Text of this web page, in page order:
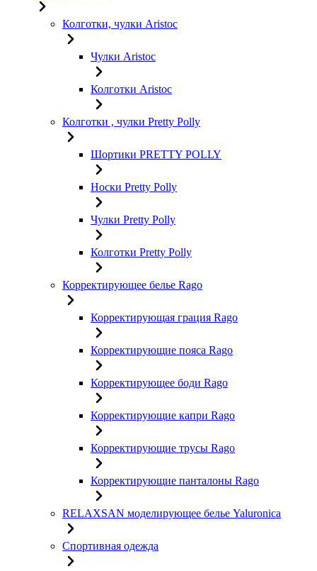
Колготки, чулки Aristoc
Чулки Aristoc
Колготки Aristoc
Колготки , чулки Pretty Polly
Шортики PRETTY POLLY
Носки Pretty Polly
Чулки Pretty Polly
Колготки Pretty Polly
Корректирующее белье Rago
Корректирующая грация Rago
Корректирующие пояса Rago
Корректирующее боди Rago
Корректирующие капри Rago
Корректирующие трусы Rago
Корректирующие панталоны Rago
RELAXSAN моделирующее белье Yaluroniсa
Спортивная одежда